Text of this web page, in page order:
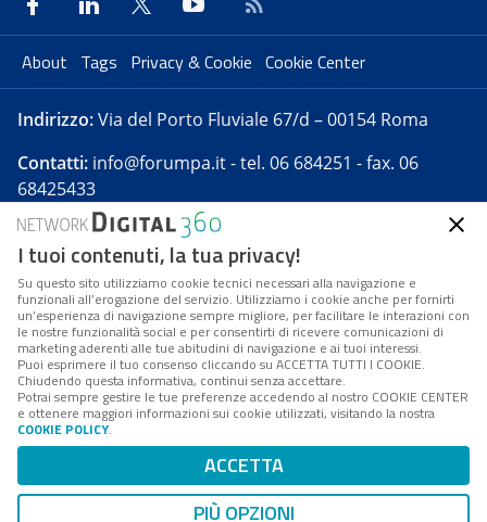
About Tags Privacy & Cookie Cookie Center
Indirizzo:Via del Porto Fluviale 67/d – 00154 Roma
Contatti: info@forumpa.it- tel. 06 684251 - fax. 06
68425433
Forumpa.itè una pubblicazione telematica iscritta
presso Registro della stampa del Tribunale di Roma -
Reg. n. 182 del 2 maggio 2008 - Direttore resp. Michela
Stentella
FPA s.r.l. è società soggetta a Direzione e
Coordinamento da parte di Digital360 S.p.A. - FPA s.r.l.
è un'azienda certificata per il sistema di management
Codice Fiscale/Partita IVA n. 10693191008 - R.E.A. Roma
n. 1249791. ISP AWS
Mappa del sito
I tuoi contenuti, la tua privacy!
Su questo sito utilizziamo cookie tecnici necessari alla navigazione e
funzionali all’erogazione del servizio. Utilizziamo i cookie anche per fornirti
un’esperienza di navigazione sempre migliore, per facilitare le interazioni con
le nostre funzionalità social e per consentirti di ricevere comunicazioni di
marketing aderenti alle tue abitudini di navigazione e ai tuoi interessi.
Puoi esprimere il tuo consenso cliccando su ACCETTA TUTTI I COOKIE.
Chiudendo questa informativa, continui senza accettare.
Potrai sempre gestire le tue preferenze accedendo al nostro COOKIE CENTER
e ottenere maggiori informazioni sui cookie utilizzati, visitando la nostra
COOKIE POLICY.
ACCETTA
PIÙ OPZIONI